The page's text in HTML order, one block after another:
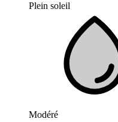
Plein soleil
Modéré